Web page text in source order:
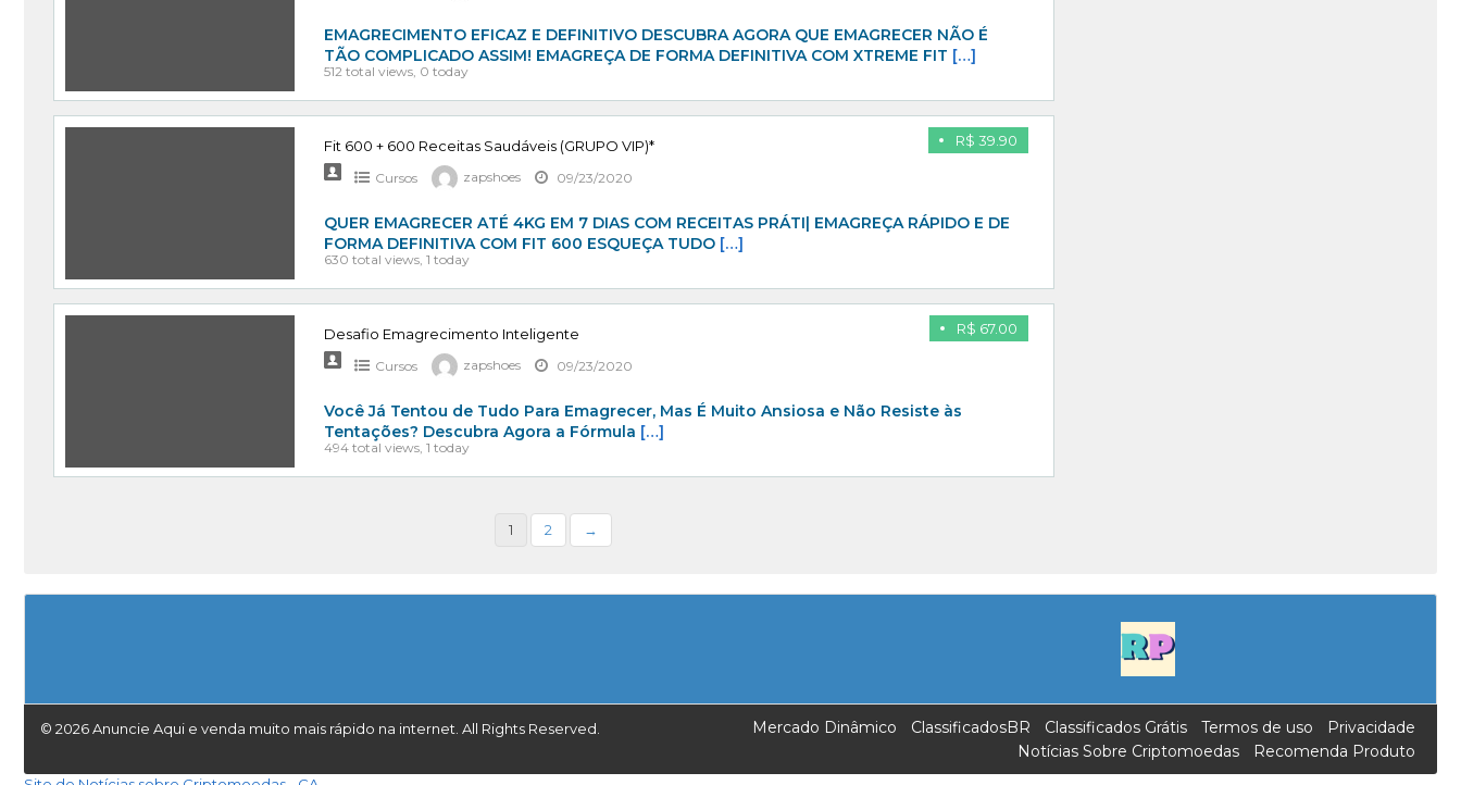
EMAGRECIMENTO EFICAZ E DEFINITIVO DESCUBRA AGORA QUE EMAGRECER NÃO É
TÃO COMPLICADO ASSIM! EMAGREÇA DE FORMA DEFINITIVA COM XTREME FIT […]
512 total views, 0 today
R$ 39.90
Fit 600 + 600 Receitas Saudáveis (GRUPO VIP)*
Cursos zapshoes 09/23/2020
QUER EMAGRECER ATÉ 4KG EM 7 DIAS COM RECEITAS PRÁTI| EMAGREÇA RÁPIDO E DE
FORMA DEFINITIVA COM FIT 600 ESQUEÇA TUDO […]
630 total views, 1 today
R$ 67.00
Desafio Emagrecimento Inteligente
Cursos zapshoes 09/23/2020
Você Já Tentou de Tudo Para Emagrecer, Mas É Muito Ansiosa e Não Resiste às
Tentações? Descubra Agora a Fórmula […]
494 total views, 1 today
1 2 →
© 2026 Anuncie Aqui e venda muito mais rápido na internet. All Rights Reserved. Mercado Dinâmico ClassificadosBR Classificados Grátis Termos de uso
Privacidade
Notícias Sobre Criptomoedas
Recomenda Produto